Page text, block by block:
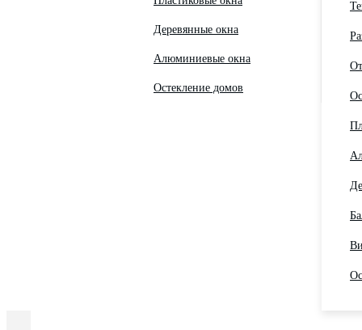
Деревянные окна
Алюминиевые окна
Остекление домов